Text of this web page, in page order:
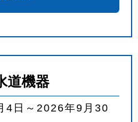
道機器
4日～2026年9月30